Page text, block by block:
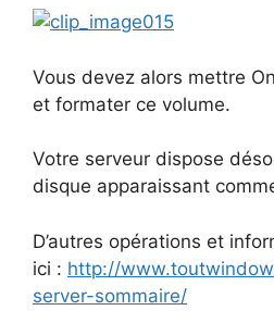
Vous devez alors mettre
et formater ce volume.
Votre serveur dispose
disque apparaissant
D’autres opérations et
ici : http://
server-sommaire/